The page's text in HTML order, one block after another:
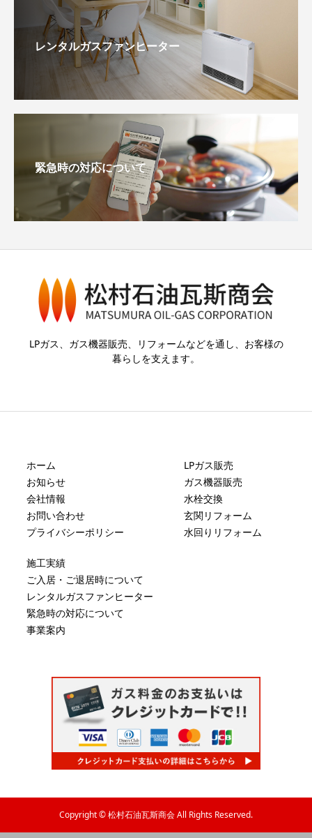
レンタルガスファンヒーター
緊急時の対応について
LPガス、ガス機器販売、リフォームなどを通し、お客様の
暮らしを支えます。
ホーム
お知らせ
会社情報
お問い合わせ
プライバシーポリシー
事業案内
LPガス販売
ガス機器販売
水栓交換
玄関リフォーム
水回りリフォーム
施工実績
ご入居・ご退居時について
レンタルガスファンヒーター
緊急時の対応について
Copyright © 松村石油瓦斯商会 All Rights Reserved.